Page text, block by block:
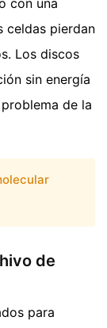
celdas pierdan
Los discos
sin energía
de la
de
para